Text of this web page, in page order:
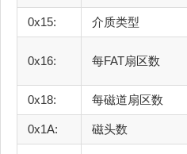
0x15: 介质类型
0x16: 每FAT扇区数
0x18: 每磁道扇区数
0x1A: 磁头数